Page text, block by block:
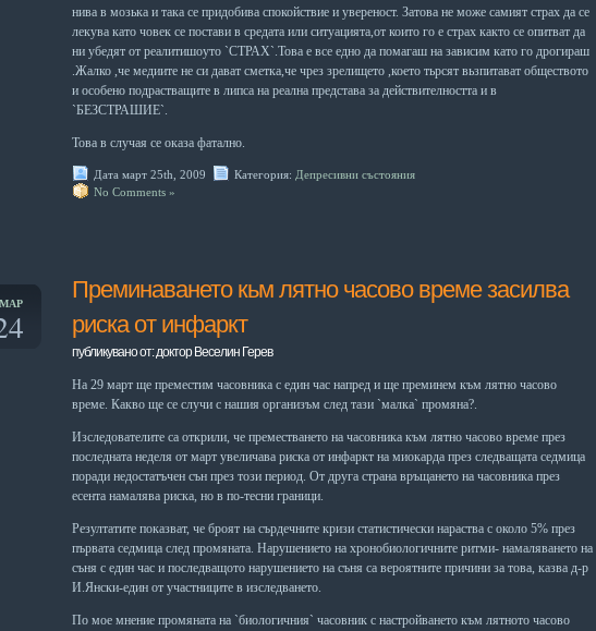
нива в мозька и така се придобива спокойствие и увереност. Затова не може самият страх да се
лекува като човек се постави в средата или ситуацията,от които го е страх както се опитват да
ни убедят от реалитишоуто `СТРАХ`.Това е все едно да помагаш на зависим като го дрогираш
.Жалко ,че медиите не си дават сметка,че чрез зрелището ,което тьрсят вьзпитават обществото
и особено подрастващите в липса на реална представа за действителността и в
`БЕЗСТРАШИЕ`.
Това в случая се оказа фатално.
Дата март 25th, 2009 Категория: Депресивни състояния
No Comments »
МАР
Преминаването кьм лятно часово време засилва
риска от инфаркт
публикувано от: доктор Веселин Герев
На 29 март ще преместим часовника с един час напред и ще преминем към лятно часово
време. Какво ще се случи с нашия организъм след тази `малка` промяна?.
Изследователите са открили, че преместването на часовника към лятно часово време през
последната неделя от март увеличава риска от инфаркт на миокарда през следващата седмица
поради недостатъчен сън през този период. От друга страна връщането на часовника през
есента намалява риска, но в по-тесни граници.
Резултатите показват, че броят на сърдечните кризи статистически нараства с около 5% през
първата седмица след промяната. Нарушението на хронобиологичните ритми- намаляването на
съня с един час и последващото нарушението на съня са вероятните причини за това, казва д-р
И.Янски-един от участниците в изследването.
По мое мнение промяната на `биологичния` часовник с настройването към лятното часово